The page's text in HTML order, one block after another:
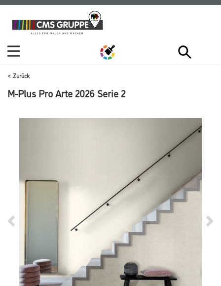
Zum
Inhalt
Zum
Navigationsmenü
Zurück
M-Plus Pro Arte 2026 Serie 2